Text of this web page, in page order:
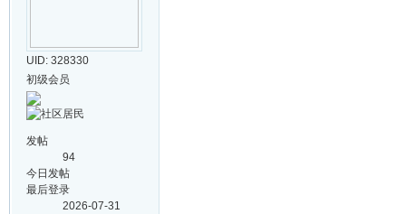
UID: 328330
初级会员
发帖
94
今日发帖
最后登录
2026-07-31